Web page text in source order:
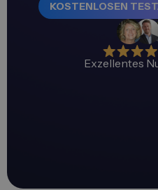
KOSTENLOSEN
Exzellentes